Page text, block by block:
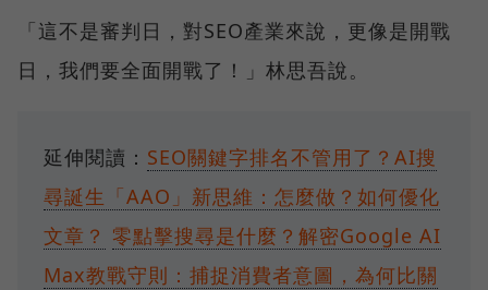
「這不是審判日，對SEO產業來說，更像是開戰
日，我們要全面開戰了！」林思吾說。
延伸閱讀： SEO關鍵字排名不管用了？AI搜
尋誕生「AAO」新思維：怎麼做？如何優化
文章？ 零點擊搜尋是什麼？解密Google AI
Max教戰守則：捕捉消費者意圖，為何比關